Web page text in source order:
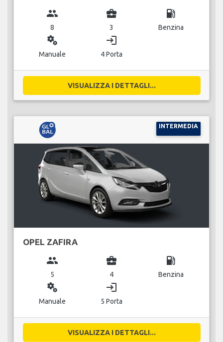
group
8
business_center
3
local_gas_station
Benzina
miscellaneous_services
Manuale
login
4 Porta
VISUALIZZA I DETTAGLI...
INTERMEDIA
OPEL ZAFIRA
group
5
business_center
4
local_gas_station
Benzina
miscellaneous_services
Manuale
login
5 Porta
VISUALIZZA I DETTAGLI...